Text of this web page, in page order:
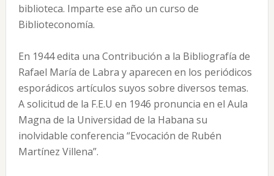
biblioteca. Imparte ese año un curso de
Biblioteconomía.
En 1944 edita una Contribución a la Bibliografía de
Rafael María de Labra y aparecen en los periódicos
esporádicos artículos suyos sobre diversos temas.
A solicitud de la F.E.U en 1946 pronuncia en el Aula
Magna de la Universidad de la Habana su
inolvidable conferencia “Evocación de Rubén
Martínez Villena”.